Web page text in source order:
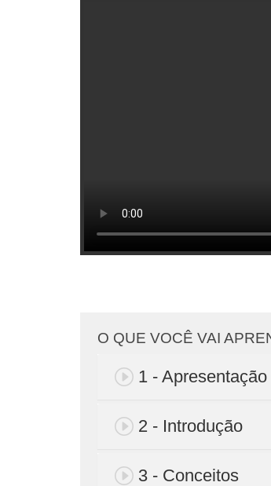
O QUE VOCÊ VAI
1 - Apresentação
2 - Introdução
3 - Conceitos